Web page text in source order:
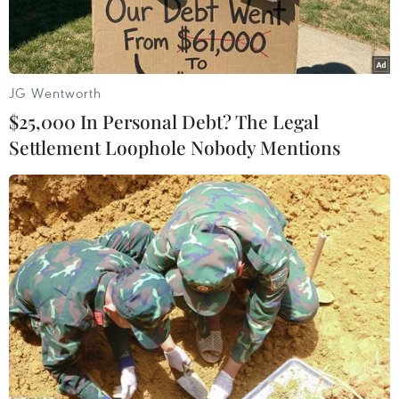
Thống đốc bang California của Mỹ, ông Gavin Newsom.
(Nguồn: CNN)
Ngày 10/2, Thống đốc bang California của Mỹ,
ông Gavin Newsom hối thúc người dân hành
động chống nạn phân biệt chủng tộc.
Lời kêu gọi này được đưa ra trong khi ông cùng
JG Wentworth
$25,000 In Personal Debt? The Legal
Settlement Loophole Nobody Mentions